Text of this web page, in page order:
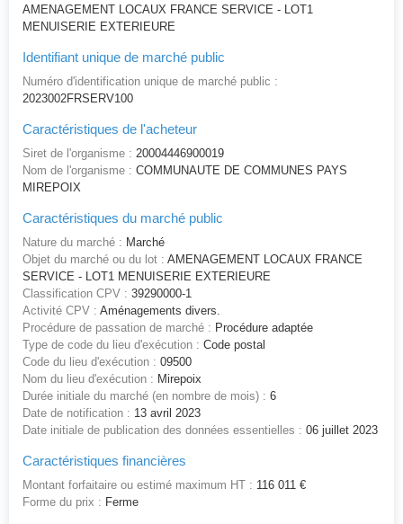
AMENAGEMENT LOCAUX FRANCE SERVICE - LOT1
MENUISERIE EXTERIEURE
Identifiant unique de marché public
Numéro d'identification unique de marché public :
2023002FRSERV100
Caractéristiques de l'acheteur
Siret de l'organisme : 20004446900019
Nom de l'organisme : COMMUNAUTE DE COMMUNES PAYS
MIREPOIX
Caractéristiques du marché public
Nature du marché : Marché
Objet du marché ou du lot : AMENAGEMENT LOCAUX FRANCE
SERVICE - LOT1 MENUISERIE EXTERIEURE
Classification CPV : 39290000-1
Activité CPV : Aménagements divers.
Procédure de passation de marché : Procédure adaptée
Type de code du lieu d'exécution : Code postal
Code du lieu d'exécution : 09500
Nom du lieu d'exécution : Mirepoix
Durée initiale du marché (en nombre de mois) : 6
Date de notification : 13 avril 2023
Date initiale de publication des données essentielles : 06 juillet 2023
Caractéristiques financières
Montant forfaitaire ou estimé maximum HT : 116 011 €
Forme du prix : Ferme